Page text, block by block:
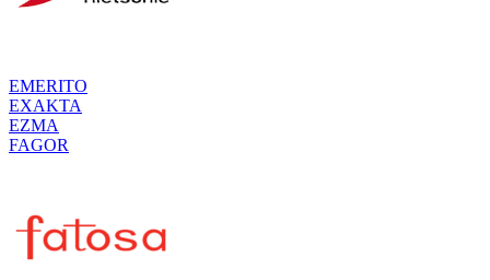
EMERITO
EXAKTA
EZMA
FAGOR